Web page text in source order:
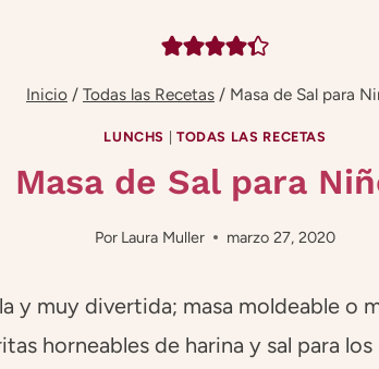
Inicio / Todas las Recetas / Masa de Sal para
LUNCHS TODAS LAS RECETAS
Masa de Sal para
Por Laura Muller marzo 27, 2020
y muy divertida; masa moldeable o
horneables de harina y sal para los